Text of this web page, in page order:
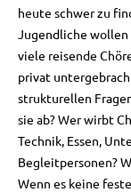
heute schwer zu
Jugendliche
viele reisende
privat
strukturellen
sie ab? Wer wirbt
Technik, Essen,
Begleitpersonen?
Wenn es keine